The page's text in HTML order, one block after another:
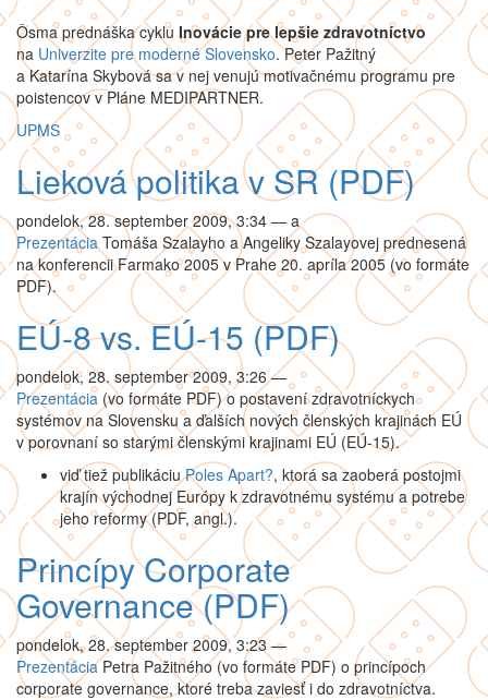
Ôsma prednáška cyklu Inovácie pre lepšie zdravotníctvo
na Univerzite pre moderné Slovensko. Peter Pažitný
a Katarína Skybová sa v nej venujú motivačnému programu pre
poistencov v Pláne MEDIPARTNER.
UPMS
Lieková politika v SR (PDF)
pondelok, 28. september 2009, 3:34 — a
PrezentáciaTomáša Szalayho a Angeliky Szalayovej prednesená
na konferencii Farmako 2005 v Prahe 20. apríla 2005 (vo formáte
PDF).
EÚ-8 vs. EÚ-15 (PDF)
pondelok, 28. september 2009, 3:26 —
Prezentácia (vo formáte PDF) o postavení zdravotníckych
systémov na Slovensku a ďalších nových členských krajinách EÚ
v porovnaní so starými členskými krajinami EÚ (EÚ-15).
viď tiež publikáciuPoles Apart?, ktorá sa zaoberá postojmi
krajín východnej Európy k zdravotnému systému a potrebe
jeho reformy (PDF, angl.).
Princípy Corporate
Governance (PDF)
pondelok, 28. september 2009, 3:23 —
PrezentáciaPetra Pažitného (vo formáte PDF) o princípoch
corporate governance, ktoré treba zaviesť i do zdravotníctva.